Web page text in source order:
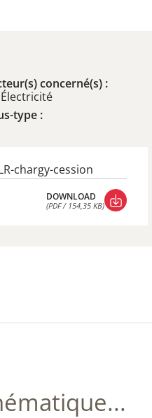
concerné(s) :
Électricité
type :
chargy-cession
DOWNLOAD
(PDF / 154,35 KB)